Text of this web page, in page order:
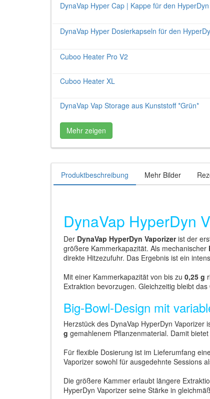
DynaVap Hyper Cap | Kappe für den
DynaVap Hyper Dosierkapseln für den
Cuboo Heater Pro V2
Cuboo Heater XL
DynaVap Vap Storage aus Kunststoff *Grün*
Mehr zeigen
Produktbeschreibung Mehr Bilder
DynaVap HyperDyn
Der DynaVap HyperDyn Vaporizerist der
größere Kammerkapazität. Als mechanischer
direkte Hitzezufuhr. Das Ergebnis ist ein
Mit einer Kammerkapazität von bis zu 0,25 g
Extraktion bevorzugen. Gleichzeitig bleibt
Big-Bowl-Design mit
Herzstück des DynaVap HyperDyn Vaporizer
g gemahlenem Pflanzenmaterial. Damit
Für flexible Dosierung ist im Lieferumfang
Vaporizer sowohl für ausgedehnte Sessions
Die größere Kammer erlaubt längere
HyperDyn Vaporizer seine Stärke in